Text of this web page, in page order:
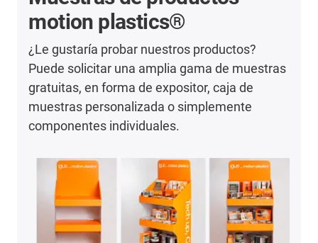
motion plastics®
¿Le gustaría probar nuestros productos?
Puede solicitar una amplia gama de muestras
gratuitas, en forma de expositor, caja de
muestras personalizada o simplemente
componentes individuales.